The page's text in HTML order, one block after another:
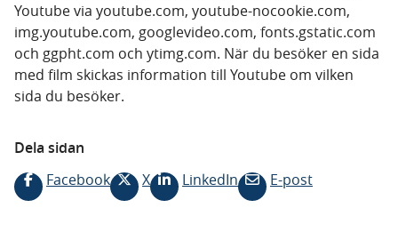
Youtube via youtube.com, youtube-nocookie.com,
img.youtube.com, googlevideo.com, fonts.gstatic.com
och ggpht.com och ytimg.com. När du besöker en sida
med film skickas information till Youtube om vilken
sida du besöker.
Dela sidan
Facebook
X LinkedIn E-post